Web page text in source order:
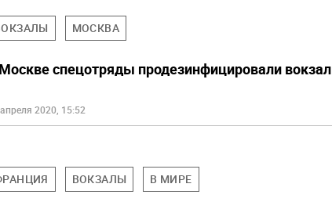
МОСКВА
спецотряды продезинфицировали
2020, 15:52
ВОКЗАЛЫ В МИРЕ